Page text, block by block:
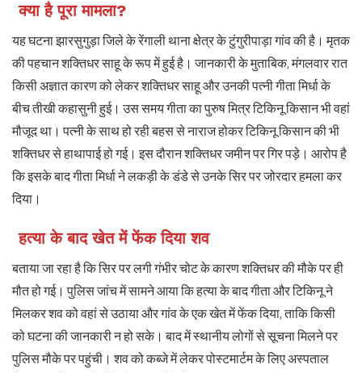
क्या है पूरा मामला?
यह घटना झारसुगुड़ा जिले के रेंगाली थाना क्षेत्र के टुंगुरीपाड़ा गांव की है। मृतक
की पहचान शक्तिधर साहू के रूप में हुई है। जानकारी के मुताबिक, मंगलवार रात
किसी अज्ञात कारण को लेकर शक्तिधर साहू और उनकी पत्नी गीता मिर्धा के
बीच तीखी कहासुनी हुई। उस समय गीता का पुरुष मित्र टिकिनू किसान भी वहां
मौजूद था। पत्नी के साथ हो रही बहस से नाराज होकर टिकिनू किसान की भी
शक्तिधर से हाथापाई हो गई। इस दौरान शक्तिधर जमीन पर गिर पड़े। आरोप है
कि इसके बाद गीता मिर्धा ने लकड़ी के डंडे से उनके सिर पर जोरदार हमला कर
दिया।
हत्या के बाद खेत में फेंक दिया शव
बताया जा रहा है कि सिर पर लगी गंभीर चोट के कारण शक्तिधर की मौके पर ही
मौत हो गई। पुलिस जांच में सामने आया कि हत्या के बाद गीता और टिकिनू ने
मिलकर शव को वहां से उठाया और गांव के एक खेत में फेंक दिया, ताकि किसी
को घटना की जानकारी न हो सके। बाद में स्थानीय लोगों से सूचना मिलने पर
पुलिस मौके पर पहुंची। शव को कब्जे में लेकर पोस्टमार्टम के लिए अस्पताल